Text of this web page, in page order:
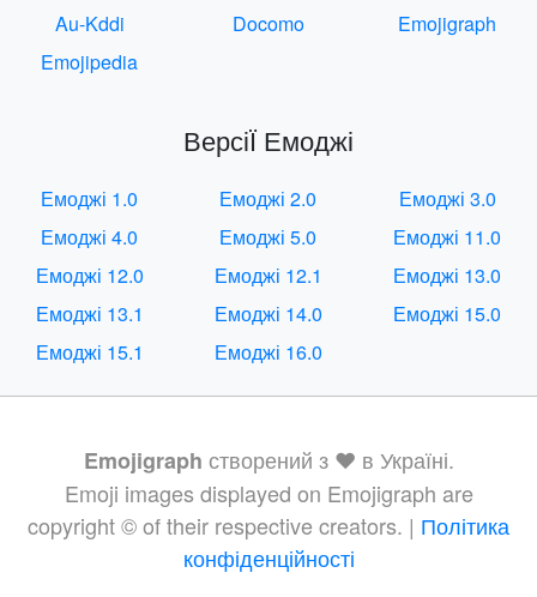
Au-Kddi
Docomo
Emojigraph
Emojipedia
ВерсіЇ Емоджі
Емоджі 1.0 Емоджі 2.0
Емоджі 3.0
Емоджі 4.0
Емоджі 5.0
Емоджі 11.0
Емоджі 12.0
Емоджі 12.1
Емоджі 13.0
Емоджі 13.1
Емоджі 14.0
Емоджі 15.0
Емоджі 15.1
Емоджі 16.0
Emojigraph створений з ❤️ в Україні.
Emoji images displayed on Emojigraph are
copyright © of their respective creators. | Політика
конфіденційності